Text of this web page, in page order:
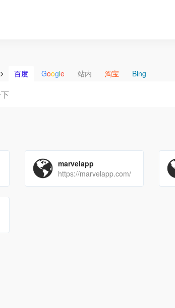
百度 Google 站内 淘宝 Bing
marvelapp
https://marvelapp.com/